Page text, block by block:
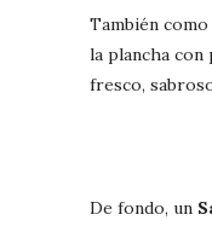
También
la plancha con
fresco,
De fondo, un